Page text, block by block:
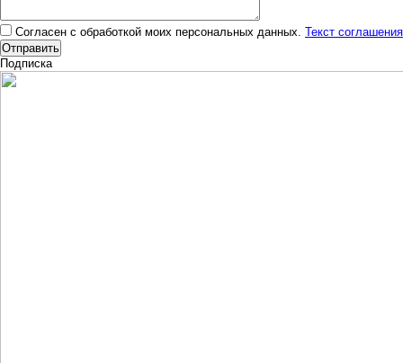
Согласен с обработкой моих персональных данных. Текст соглашения
Подписка